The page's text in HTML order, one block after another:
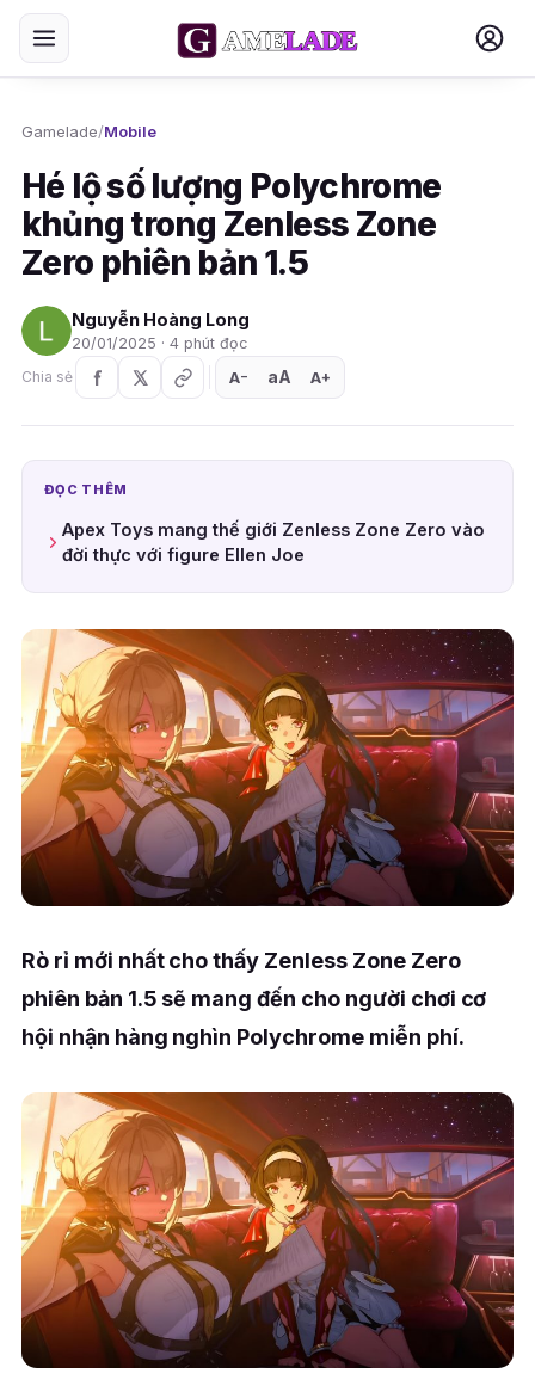
Gamelade/Mobile
Hé lộ số lượng Polychrome
khủng trong Zenless Zone
Zero phiên bản 1.5
Nguyễn Hoàng Long
20/01/2025 · 4 phút đọc
Chia sẻ
A− aA A+
ĐỌC THÊM
Apex Toys mang thế giới Zenless Zone Zero vào
đời thực với figure Ellen Joe
Rò rỉ mới nhất cho thấy Zenless Zone Zero
phiên bản 1.5 sẽ mang đến cho người chơi cơ
hội nhận hàng nghìn Polychrome miễn phí.